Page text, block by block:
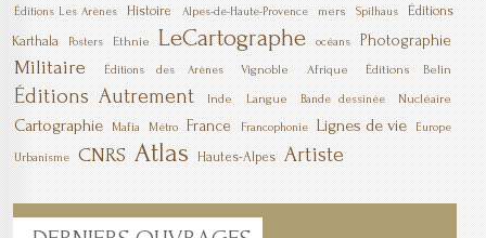
Éditions Les Arènes Histoire Alpes-de-Haute-Provence mers Spilhaus
Éditions
Karthala
Posters Ethnie LeCartographe océans Photographie
Militaire Éditions des Arènes Vignoble Afrique Éditions Belin
Éditions Autrement Inde Langue Bande dessinée Nucléaire
Cartographie Mafia Métro France Francophonie Lignes de vie Europe
Urbanisme CNRS Atlas Hautes-Alpes Artiste